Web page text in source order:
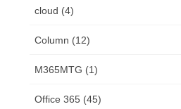
cloud (4)
Column (12)
M365MTG (1)
Office 365 (45)